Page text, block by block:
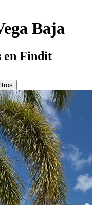
Baja
en Findit